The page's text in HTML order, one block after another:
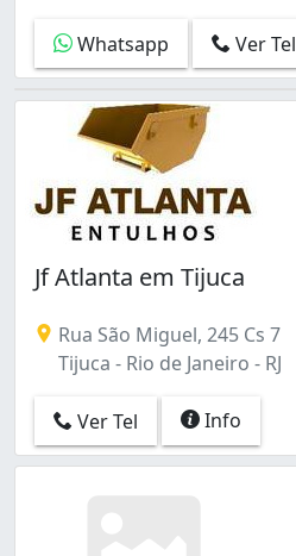
Pilares (1)
Ramos (1)
Recreio dos Bandeirantes (2)
Rocha (1)
Rocha Miranda (3)
Santa Cruz (1)
Santo Cristo (1)
Tanque (1)
Tijuca (3)
Vargem Grande (1)
Vargem Pequena (2)
Vidigal (1)
Vila Valqueire (3)
Whatsapp Ver Tel
Jf Atlanta em Tijuca
Rua São Miguel, 245 Cs 7
Tijuca - Rio de Janeiro - RJ
Ver Tel Info